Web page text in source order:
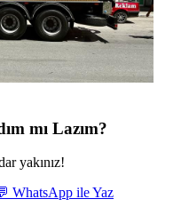
mı Lazım?
yakınız!
WhatsApp ile Yaz